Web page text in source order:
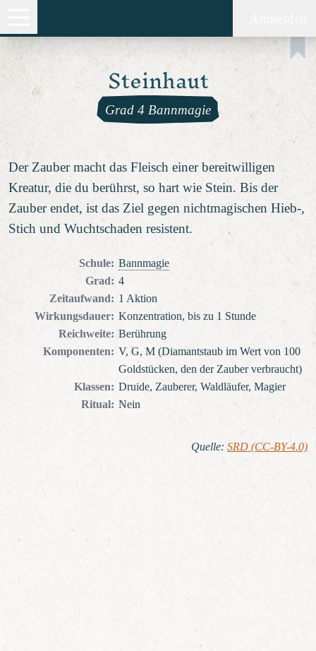
Steinhaut
Grad 4 Bannmagie
Der Zauber macht das Fleisch einer bereitwilligen
Kreatur, die du berührst, so hart wie Stein. Bis der
Zauber endet, ist das Ziel gegen nichtmagischen Hieb-,
Stich und Wuchtschaden resistent.
Schule: Bannmagie
Grad: 4
Zeitaufwand: 1 Aktion
Wirkungsdauer: Konzentration, bis zu 1 Stunde
Reichweite: Berührung
Komponenten: V, G, M (Diamantstaub im Wert von 100
Goldstücken, den der Zauber verbraucht)
Klassen: Druide, Zauberer, Waldläufer, Magier
Ritual: Nein
Quelle: SRD (CC-BY-4.0)